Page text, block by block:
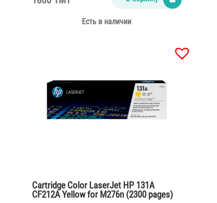
Есть в наличии
Cartridge Color LaserJet HP 131A
CF212A Yellow for M276n (2300 pages)